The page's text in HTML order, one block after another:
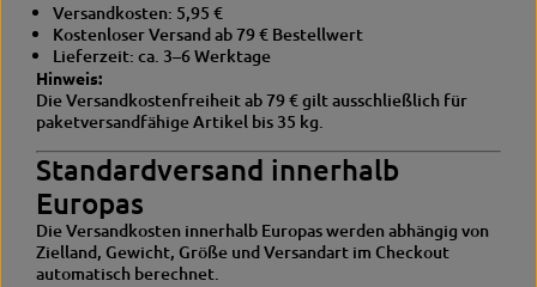
Versandkosten: 5,95 €
Kostenloser Versand ab 79 € Bestellwert
Lieferzeit: ca. 3–6 Werktage
Hinweis:
Die Versandkostenfreiheit ab 79 € gilt ausschließlich für
paketversandfähige Artikel bis 35 kg.
Standardversand innerhalb
Europas
Die Versandkosten innerhalb Europas werden abhängig von
Zielland, Gewicht, Größe und Versandart im Checkout
automatisch berechnet.